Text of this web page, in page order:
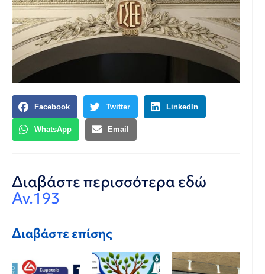
Facebook Twitter LinkedIn
WhatsApp Email
Διαβάστε περισσότερα εδώ
Αν.193
Διαβάστε επίσης